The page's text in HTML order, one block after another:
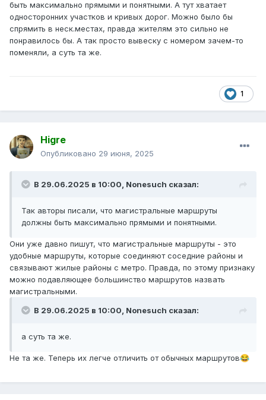
быть максимально прямыми и понятными. А тут хватает
односторонних участков и кривых дорог. Можно было бы
спрямить в неск.местах, правда жителям это сильно не
понравилось бы. А так просто вывеску с номером зачем-то
поменяли, а суть та же.
1
Higre
Опубликовано 29 июня, 2025
В 29.06.2025 в 10:00, Nonesuch сказал:
Так авторы писали, что магистральные маршруты
должны быть максимально прямыми и понятными.
Они уже давно пишут, что магистральные маршруты - это
удобные маршруты, которые соединяют соседние районы и
связывают жилые районы с метро. Правда, по этому признаку
можно подавляющее большинство маршрутов назвать
магистральными.
В 29.06.2025 в 10:00, Nonesuch сказал:
а суть та же.
Не та же. Теперь их легче отличить от обычных маршрутов😂